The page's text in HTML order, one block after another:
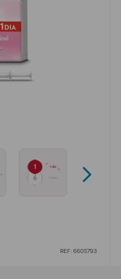
REF: 6605793